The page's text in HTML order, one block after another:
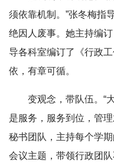
须依靠机制。 ”张冬梅指
绝因人废事。她主持编
导各科室编订了《行政
依，有章可循。
变观念，带队伍。“
是服务，服务到位，管理
秘书团队，主持每个学
会议主题，带领行政团队